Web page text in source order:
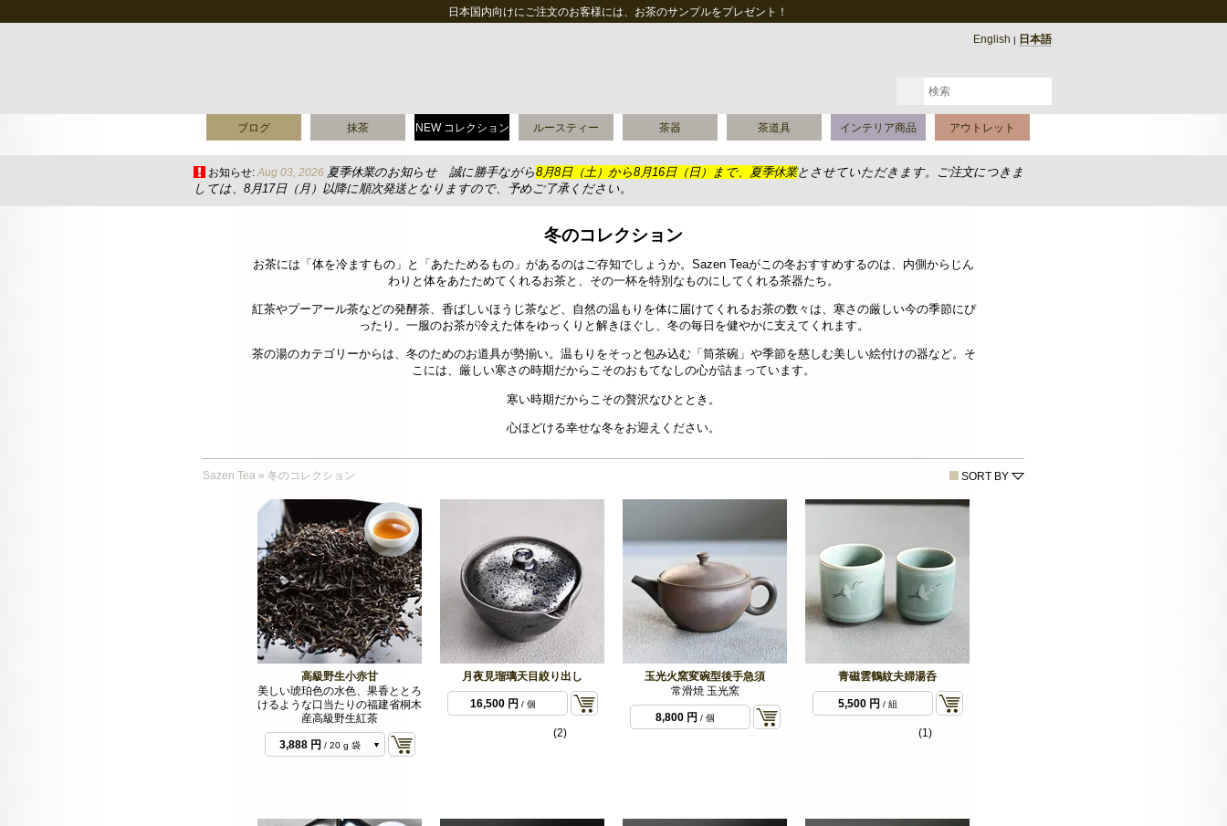
日本国内向けにご注文のお客様には、お茶のサンプルをプレゼント！
English | 日本語
ブログ 抹茶 NEW コレクション ルースティー 茶器 茶道具 インテリア商品 アウトレット
お知らせ: Aug 03, 2026 夏季休業のお知らせ 誠に勝手ながら8月8日（土）から8月16日（日）まで、夏季休業とさせていただきます。ご注文につきま
しては、8月17日（月）以降に順次発送となりますので、予めご了承ください。
冬のコレクション
お茶には「体を冷ますもの」と「あたためるもの」があるのはご存知でしょうか。 Sazen Teaがこの冬おすすめするのは、内側からじん
わりと体をあたためてくれるお茶と、その一杯を特別なものにしてくれる茶器たち。
紅茶やプーアール茶などの発酵茶、香ばしいほうじ茶など、自然の温もりを体に届けてくれるお茶の数々は、寒さの厳しい今の季節にぴ
ったり。一服のお茶が冷えた体をゆっくりと解きほぐし、冬の毎日を健やかに支えてくれます。
茶の湯のカテゴリーからは、冬のためのお道具が勢揃い。温もりをそっと包み込む「筒茶碗」や季節を慈しむ美しい絵付けの器など。そ
こには、厳しい寒さの時期だからこそのおもてなしの心が詰まっています。
寒い時期だからこその贅沢なひととき。
心ほどける幸せな冬をお迎えください。
Sazen Tea » 冬のコレクション SORT BY
高級野生小赤甘
美しい琥珀色の水色、果香ととろ
けるような口当たりの福建省桐木
産高級野生紅茶
583 円/ 3 g 袋
3,888 円 / 20 g 袋
月夜見瑠璃天目絞り出し
16,500 円 / 個
(2)
玉光火窯変碗型後手急須
常滑焼 玉光窯
8,800 円 / 個
青磁雲鶴紋夫婦湯呑
5,500 円 / 組
(1)